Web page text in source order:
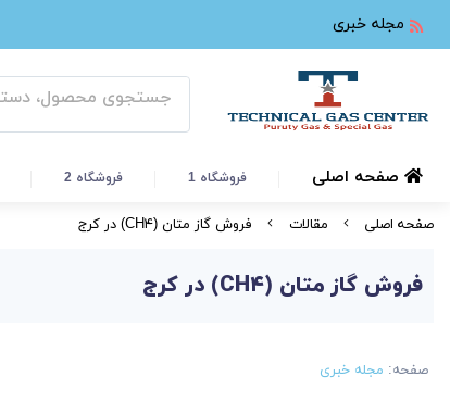
مجله خبری
صفحه اصلی فروشگاه 1 فروشگاه 2
صفحه اصلی مقالات فروش گاز متان (CH۴) در کرج
فروش گاز متان (CH۴) در کرج
صفحه: مجله خبری